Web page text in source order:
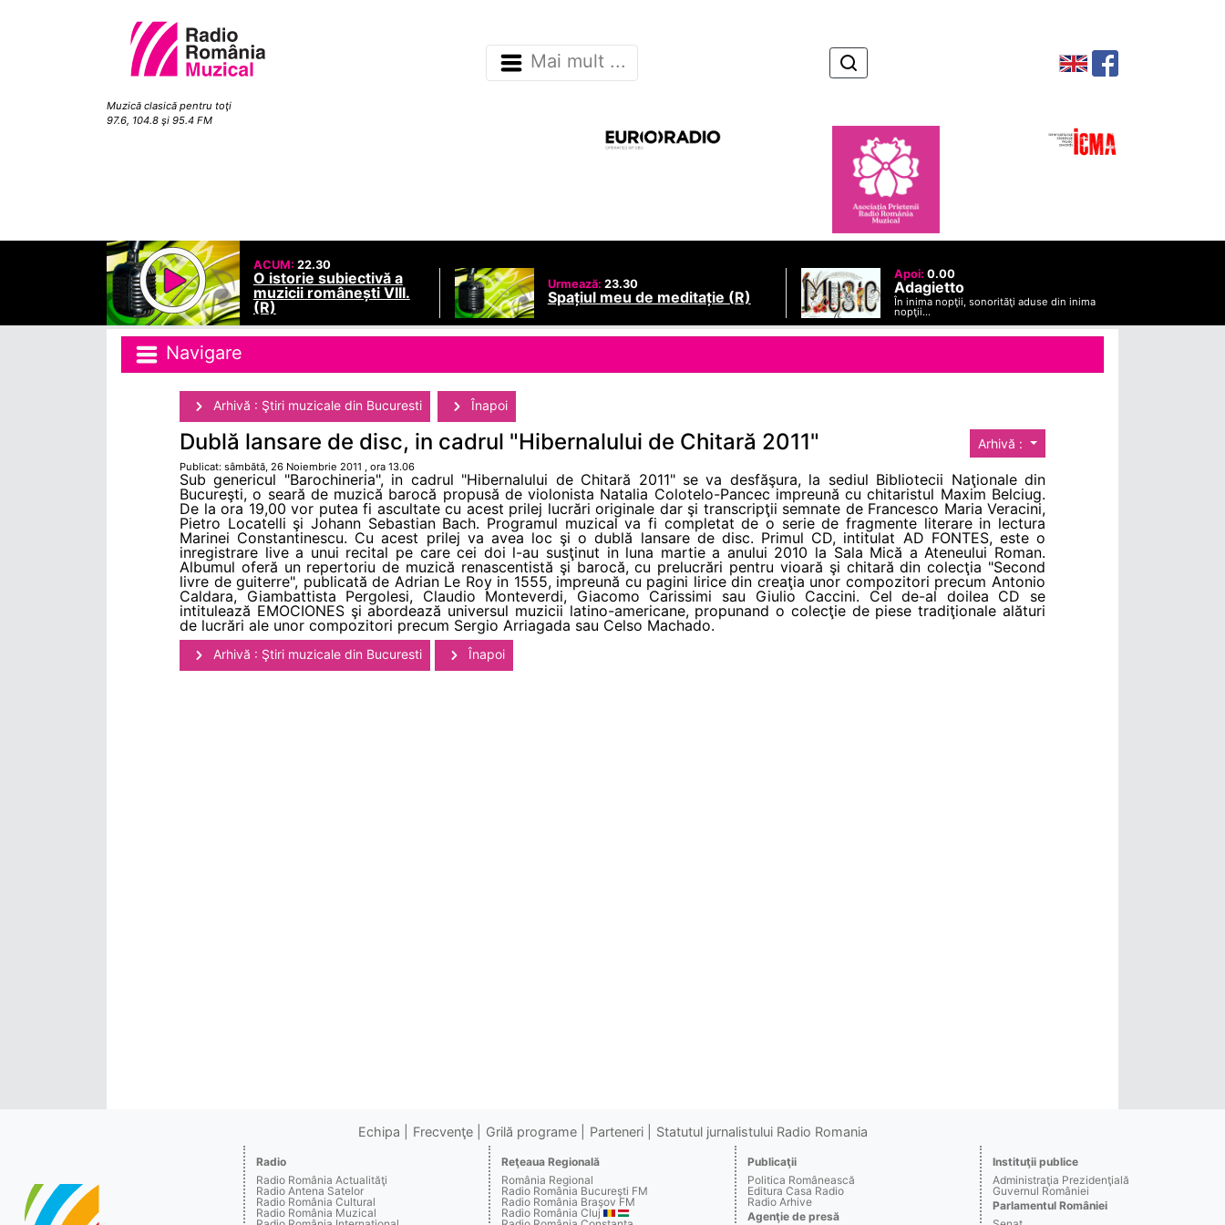
Muzică clasică pentru toţi
97.6, 104.8 şi 95.4 FM
Mai mult ...
ACUM: 22.30
O istorie subiectivă a
muzicii românești VIII.
(R)
Urmează: 23.30
Spațiul meu de meditație (R)
Apoi: 0.00
Adagietto
În inima nopţii, sonorităţi aduse din inima
nopţii...
Navigare
Arhivă : Ştiri muzicale din Bucuresti Înapoi
Arhivă :
Dublă lansare de disc, in cadrul "Hibernalului de Chitară 2011"
Publicat: sâmbătă, 26 Noiembrie 2011 , ora 13.06
Sub genericul "Barochineria", in cadrul "Hibernalului de Chitară 2011" se va desfăşura, la sediul Bibliotecii Naţionale din
Bucureşti, o seară de muzică barocă propusă de violonista Natalia Colotelo-Pancec impreună cu chitaristul Maxim Belciug.
De la ora 19,00 vor putea fi ascultate cu acest prilej lucrări originale dar şi transcripţii semnate de Francesco Maria Veracini,
Pietro Locatelli şi Johann Sebastian Bach. Programul muzical va fi completat de o serie de fragmente literare in lectura
Marinei Constantinescu. Cu acest prilej va avea loc şi o dublă lansare de disc. Primul CD, intitulat AD FONTES, este o
inregistrare live a unui recital pe care cei doi l-au susţinut in luna martie a anului 2010 la Sala Mică a Ateneului Roman.
Albumul oferă un repertoriu de muzică renascentistă şi barocă, cu prelucrări pentru vioară şi chitară din colecţia "Second
livre de guiterre", publicată de Adrian Le Roy in 1555, impreună cu pagini lirice din creaţia unor compozitori precum Antonio
Caldara, Giambattista Pergolesi, Claudio Monteverdi, Giacomo Carissimi sau Giulio Caccini. Cel de-al doilea CD se
intitulează EMOCIONES şi abordează universul muzicii latino-americane, propunand o colecţie de piese tradiţionale alături
de lucrări ale unor compozitori precum Sergio Arriagada sau Celso Machado.
Arhivă : Ştiri muzicale din Bucuresti Înapoi
Echipa Frecvenţe Grilă programe Parteneri Statutul jurnalistului Radio Romania
Radio
Radio România Actualităţi
Radio Antena Satelor
Radio România Cultural
Radio România Muzical
Reţeaua Regională
România Regional
Radio România Bucureşti FM
Radio România Braşov FM
Radio România Cluj
Publicaţii
Politica Românească
Editura Casa Radio
Radio Arhive
Agenţie de presă
Instituţii publice
Administraţia Prezidenţială
Guvernul României
Parlamentul României